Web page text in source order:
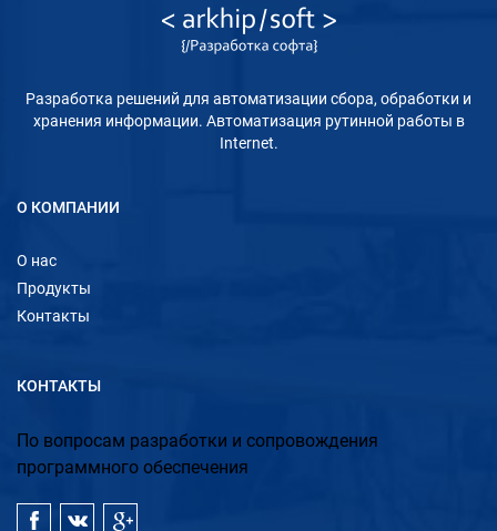
Разработка решений для автоматизации сбора, обработки и
хранения информации. Автоматизация рутинной работы в
Internet.
О КОМПАНИИ
О нас
Продукты
Контакты
КОНТАКТЫ
По вопросам разработки и сопровождения
программного обеспечения